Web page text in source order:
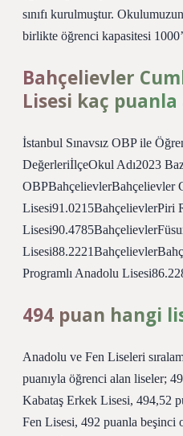
sınıfı kurulmuştur.
birlikte öğrenci kapasitesi
Bahçelievler
Lisesi kaç puanla
İstanbul Sınavsız OBP ile
DeğerleriİlçeOkul Adı2023
OBPBahçelievlerBahçelievler
Lisesi91.0215BahçelievlerPiri
Programlı Anadolu
494 puan hangi
Anadolu ve Fen Liseleri
puanıyla öğrenci alan liseler;
Kabataş Erkek Lisesi, 494,52
Fen Lisesi, 492 puanla beşinci